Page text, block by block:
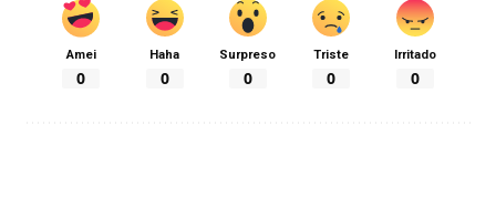
Amei
0
Haha
0
Surpreso
0
Triste
0
Irritado
0